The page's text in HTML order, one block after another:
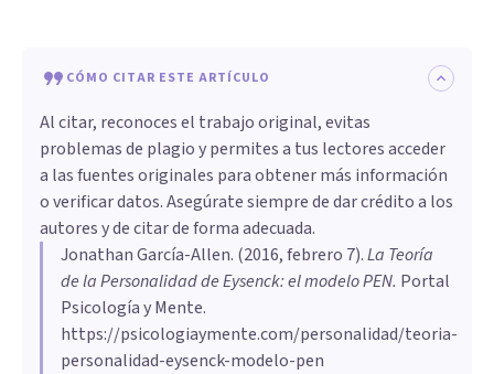
CÓMO CITAR ESTE ARTÍCULO
Al citar, reconoces el trabajo original, evitas
problemas de plagio y permites a tus lectores acceder
a las fuentes originales para obtener más información
o verificar datos. Asegúrate siempre de dar crédito a los
autores y de citar de forma adecuada.
Jonathan García-Allen. (2016, febrero 7).La Teoría
de la Personalidad de Eysenck: el modelo PEN. Portal
Psicología y Mente.
https://psicologiaymente.com/personalidad/teoria-
personalidad-eysenck-modelo-pen